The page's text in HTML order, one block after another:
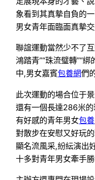
象看到其真摯自負的
男女青年面臨面真摯
聯誼運動當然少不了
鴻踏青”“珠流璧轉”“
中,男女嘉賓包養網們
此次運動的場合位于
還有一個長達286米的
有好感的青年男女包養
對散步在安慰又好玩
顯名流風采,紛紜演出
十多對青年男女牽手勝